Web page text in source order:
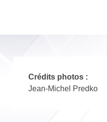
Crédits photos :
Jean-Michel Predko